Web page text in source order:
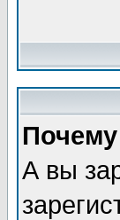
А вы